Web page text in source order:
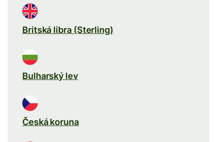
Britská libra (Sterling)
Bulharský lev
Česká koruna